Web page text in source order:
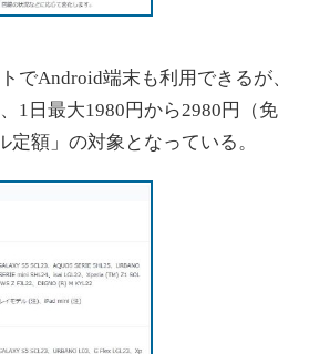
Android端末も利用できるが、
1日最大1980円から2980円（免
額」の対象となっている。